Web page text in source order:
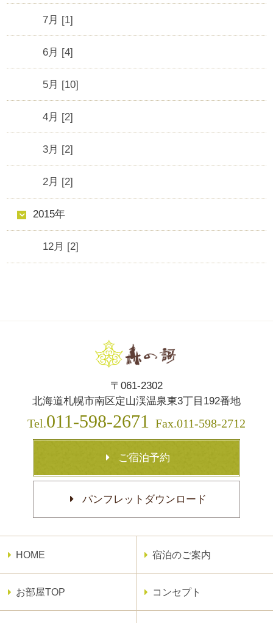
7月 [1]
6月 [4]
5月 [10]
4月 [2]
3月 [2]
2月 [2]
2015年
12月 [2]
〒061-2302
北海道札幌市南区定山渓温泉東3丁目192番地
Tel.011-598-2671 Fax.011-598-2712
ご宿泊予約
パンフレットダウンロード
HOME 宿泊のご案内
お部屋TOP コンセプト